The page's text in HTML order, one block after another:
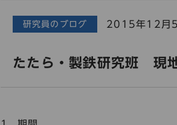
研究員のブログ 2015年12月
たたら・製鉄研究班 現